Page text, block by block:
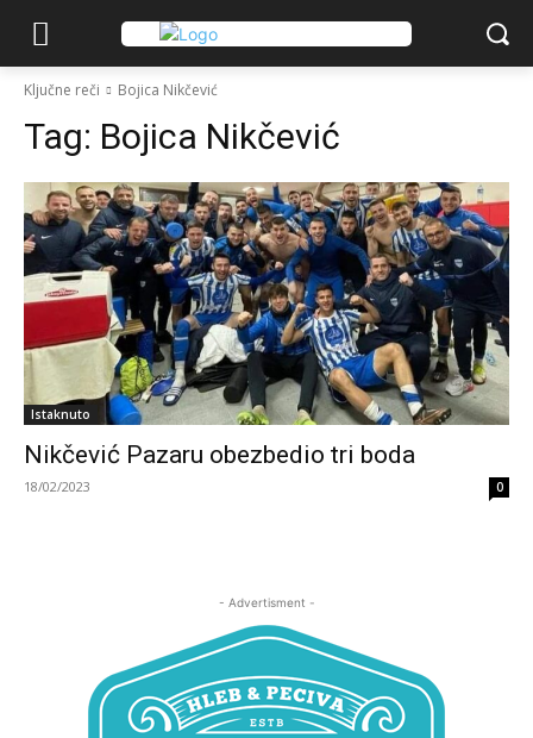
Ključne reči Bojica Nikčević
Tag: Bojica Nikčević
Istaknuto
Nikčević Pazaru obezbedio tri boda
18/02/2023 0
- Advertisment -